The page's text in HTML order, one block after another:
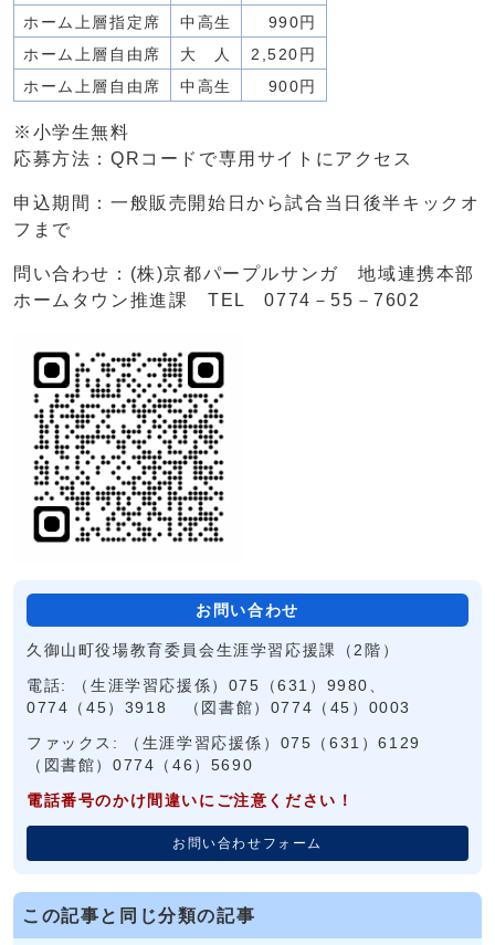
ホーム上層指定席
中高生
990円
ホーム上層自由席
大 人
2,520円
ホーム上層自由席
中高生 900円
※小学生無料
応募方法：QRコードで専用サイトにアクセス
申込期間：一般販売開始日から試合当日後半キックオ
フまで
問い合わせ：(株)京都パープルサンガ 地域連携本部
ホームタウン推進課 TEL 0774－55－7602
お問い合わせ
久御山町役場教育委員会生涯学習応援課（2階）
電話: （生涯学習応援係）075（631）9980、
0774（45）3918 （図書館）0774（45）0003
ファックス: （生涯学習応援係）075（631）6129
（図書館）0774（46）5690
電話番号のかけ間違いにご注意ください！
お問い合わせフォーム
この記事と同じ分類の記事